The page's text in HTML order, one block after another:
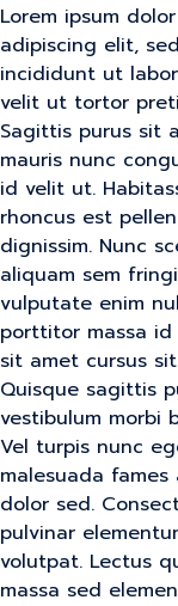
Lorem ipsum
adipiscing elit,
incididunt ut
velit ut tortor
Sagittis purus sit
mauris nunc
id velit ut.
rhoncus est
dignissim. Nunc
aliquam sem
vulputate enim
porttitor massa
sit amet cursus
Quisque sagittis
vestibulum morbi
Vel turpis nunc
malesuada
dolor sed.
pulvinar
volutpat. Lectus
massa sed